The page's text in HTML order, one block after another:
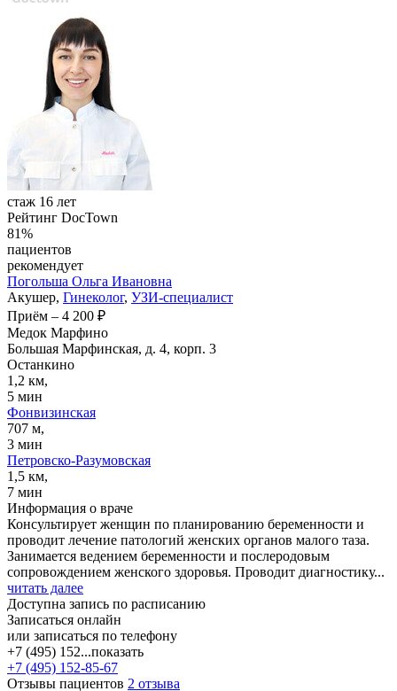
стаж 16 лет
Рейтинг DocTown
81%
пациентов
рекомендует
Погольша Ольга Ивановна
Акушер, Гинеколог, УЗИ-специалист
Приём – 4 200 ₽
Медок Марфино
Большая Марфинская, д. 4, корп. 3
Останкино
1,2 км,
5 мин
Фонвизинская
707 м,
3 мин
Петровско-Разумовская
1,5 км,
7 мин
Информация о враче
Консультирует женщин по планированию беременности и
проводит лечение патологий женских органов малого таза.
Занимается ведением беременности и послеродовым
сопровождением женского здоровья. Проводит диагностику...
читать далее
Доступна запись по расписанию
Записаться онлайн
или записаться по телефону
+7 (495) 152...показать
+7 (495) 152-85-67
Отзывы пациентов 2 отзыва